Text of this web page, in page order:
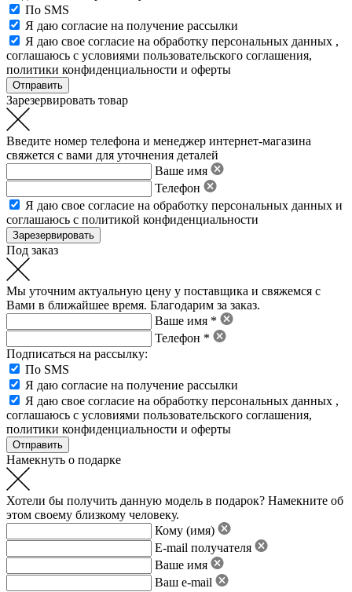
По SMS
Я даю согласие на получение рассылки
Я даю свое согласие на обработку персональных данных ,
соглашаюсь с условиями пользовательского соглашения,
политики конфиденциальности и оферты
Зарезервировать товар
Введите номер телефона и менеджер интернет-магазина
свяжется с вами для уточнения деталей
Ваше имя
Телефон
Я даю свое согласие на обработку персональных данных и
соглашаюсь с политикой конфиденциальности
Под заказ
Мы уточним актуальную цену у поставщика и свяжемся с
Вами в ближайшее время. Благодарим за заказ.
Ваше имя *
Телефон *
Подписаться на рассылку:
По SMS
Я даю согласие на получение рассылки
Я даю свое согласие на обработку персональных данных ,
соглашаюсь с условиями пользовательского соглашения,
политики конфиденциальности и оферты
Намекнуть о подарке
Хотели бы получить данную модель в подарок? Намекните об
этом своему близкому человеку.
Кому (имя)
E-mail получателя
Ваше имя
Ваш e-mail